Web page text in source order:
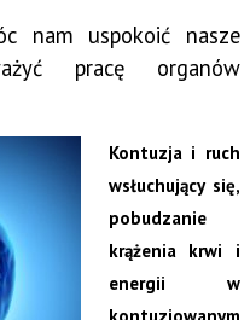
nam uspokoić nasze
pracę organów
Kontuzja i ruch
wsłuchujący się,
pobudzanie
krążenia krwi i
energii w